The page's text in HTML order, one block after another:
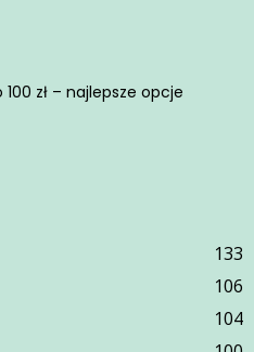
zł – najlepsze opcje
133
106
104